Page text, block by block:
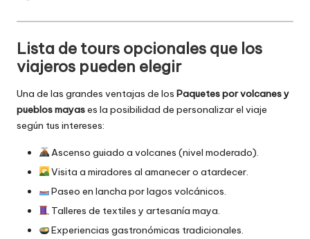
Lista de tours opcionales que los
viajeros pueden elegir
Una de las grandes ventajas de los Paquetes por volcanes y
pueblos mayases la posibilidad de personalizar el viaje
según tus intereses:
Ascenso guiado a volcanes (nivel moderado).
Visita a miradores al amanecer o atardecer.
Paseo en lancha por lagos volcánicos.
Talleres de textiles y artesanía maya.
Experiencias gastronómicas tradicionales.